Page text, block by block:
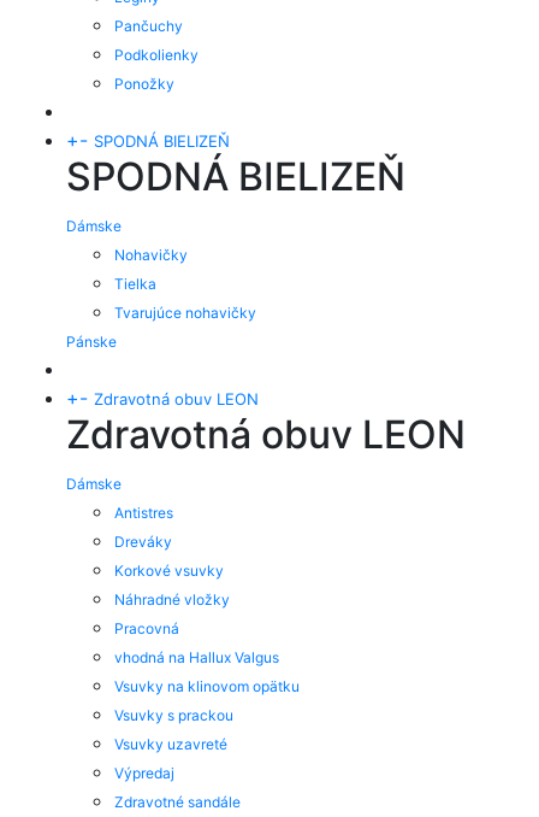
Pančuchy
Podkolienky
Ponožky
+- SPODNÁ BIELIZEŇ
SPODNÁ BIELIZEŇ
Dámske
Nohavičky
Tielka
Tvarujúce nohavičky
Pánske
+- Zdravotná obuv LEON
Zdravotná obuv LEON
Dámske
Antistres
Dreváky
Korkové vsuvky
Náhradné vložky
Pracovná
vhodná na Hallux Valgus
Vsuvky na klinovom opätku
Vsuvky s prackou
Vsuvky uzavreté
Výpredaj
Zdravotné sandále